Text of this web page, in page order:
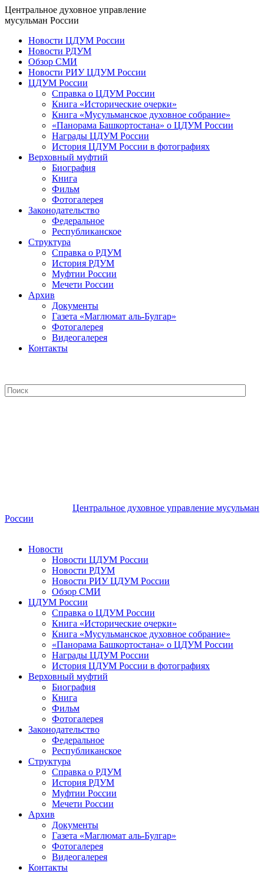
Центральное духовное управление
мусульман России
Новости ЦДУМ России
Новости РДУМ
Обзор СМИ
Новости РИУ ЦДУМ России
ЦДУМ России
Справка о ЦДУМ России
Книга «Исторические очерки»
Книга «Мусульманское духовное собрание»
«Панорама Башкортостана» о ЦДУМ России
Награды ЦДУМ России
История ЦДУМ России в фотографиях
Верховный муфтий
Биография
Книга
Фильм
Фотогалерея
Законодательство
Федеральное
Республиканское
Структура
Справка о РДУМ
История РДУМ
Муфтии России
Мечети России
Архив
Документы
Газета «Маглюмат аль-Булгар»
Фотогалерея
Видеогалерея
Контакты
Центральное духовное управление мусульман
России
Новости
Новости ЦДУМ России
Новости РДУМ
Новости РИУ ЦДУМ России
Обзор СМИ
ЦДУМ России
Справка о ЦДУМ России
Книга «Исторические очерки»
Книга «Мусульманское духовное собрание»
«Панорама Башкортостана» о ЦДУМ России
Награды ЦДУМ России
История ЦДУМ России в фотографиях
Верховный муфтий
Биография
Книга
Фильм
Фотогалерея
Законодательство
Федеральное
Республиканское
Структура
Справка о РДУМ
История РДУМ
Муфтии России
Мечети России
Архив
Документы
Газета «Маглюмат аль-Булгар»
Фотогалерея
Видеогалерея
Контакты